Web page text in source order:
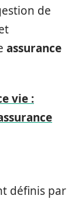
de
assurance
vie :
définis par